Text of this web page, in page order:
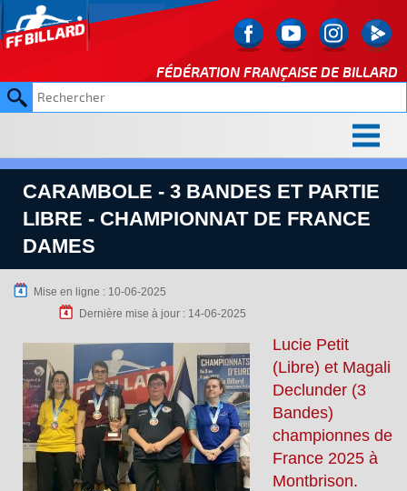
FÉDÉRATION FRANÇAISE DE BILLARD
CARAMBOLE - 3 BANDES ET PARTIE
LIBRE - CHAMPIONNAT DE FRANCE
DAMES
Mise en ligne : 10-06-2025
Dernière mise à jour : 14-06-2025
Lucie Petit
(Libre) et Magali
Declunder (3
Bandes)
championnes de
France 2025 à
Montbrison.